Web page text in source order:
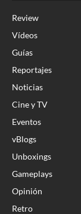
Review
Vídeos
Guías
Reportajes
Noticias
Cine y TV
Eventos
vBlogs
Unboxings
Gameplays
Opinión
Retro